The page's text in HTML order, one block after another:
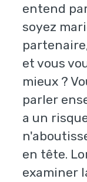
entend
soyez
et vous
mieux ?
parler
a un
en tête.
examiner